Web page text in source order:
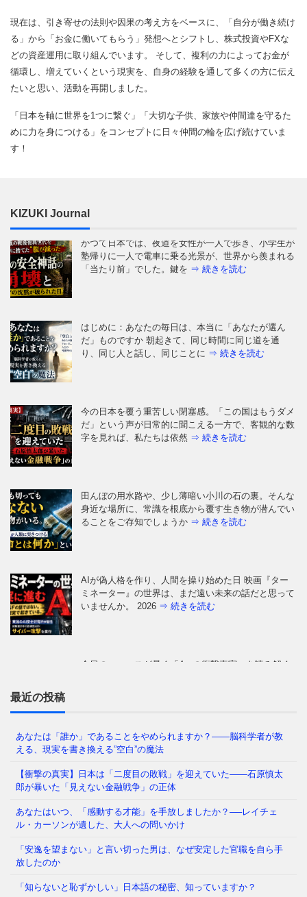
現在は、引き寄せの法則や因果の考え方をベースに、「自分が働き続け
る」から「お金に働いてもらう」発想へとシフトし、株式投資やFXな
どの資産運用に取り組んでいます。 そして、複利の力によってお金が
循環し、増えていくという現実を、自身の経験を通して多くの方に伝え
たいと思い、活動を再開しました。
「日本を軸に世界を1つに繋ぐ」「大切な子供、家族や仲間達を守るた
めに力を身につける」をコンセプトに日々仲間の輪を広げ続けていま
す！
KIZUKI Journal
はじめに：あなたの毎日は、本当に「あなたが選ん
だ」ものですか 朝起きて、同じ時間に同じ道を通
り、同じ人と話し、同じことに⇒ 続きを読む
今の日本を覆う重苦しい閉塞感。「この国はもうダメ
だ」という声が日常的に聞こえる一方で、客観的な数
字を見れば、私たちは依然⇒ 続きを読む
田んぼの用水路や、少し薄暗い小川の石の裏。そんな
身近な場所に、常識を根底から覆す生き物が潜んでい
ることをご存知でしょうか ⇒ 続きを読む
AIが偽人格を作り、人間を操り始めた日 映画『ター
ミネーター』の世界は、まだ遠い未来の話だと思って
いませんか。 2026⇒ 続きを読む
今日のニュースが暴く「4つの衝撃真実」を読み解く
スマートフォンを開くたび流れてくるニュース。その
多くは断片的で、すぐに⇒ 続きを読む
あなたの職場、実は「腐りかけ」かもしれません 冷
てしまう——そんな経験、⇒ 続きを読む
は、いったい何だと思いますか？ 生まれ持った性格
最近の投稿
あなたは「誰か」であることをやめられますか？——脳科学者が教
える、現実を書き換える”空白”の魔法
【衝撃の真実】日本は「二度目の敗戦」を迎えていた――石原慎太
郎が暴いた「見えない金融戦争」の正体
あなたはいつ、「感動する才能」を手放しましたか？──レイチェ
ル・カーソンが遺した、大人への問いかけ
「安逸を望まない」と言い切った男は、なぜ安定した官職を自ら手
放したのか
「知らないと恥ずかしい」日本語の秘密、知っていますか？